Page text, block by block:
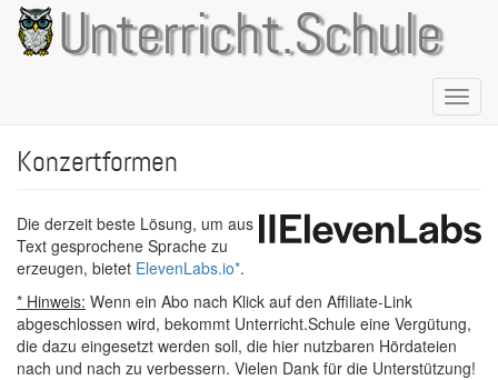
Direkt
zum
Inhalt
Unterricht.Schule
Konzertformen
Die derzeit beste Lösung, um aus
Text gesprochene Sprache zu
erzeugen, bietet ElevenLabs.io*.
* Hinweis: Wenn ein Abo nach Klick auf den Affiliate-Link
abgeschlossen wird, bekommt Unterricht.Schule eine Vergütung,
die dazu eingesetzt werden soll, die hier nutzbaren Hördateien
nach und nach zu verbessern. Vielen Dank für die Unterstützung!